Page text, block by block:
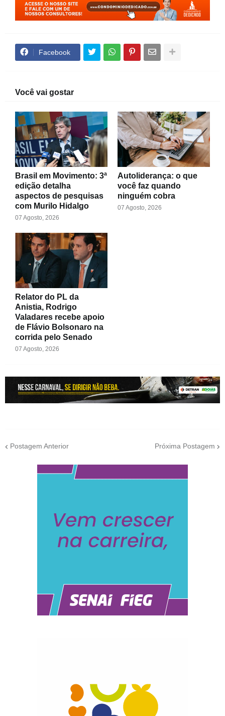
Facebook
Você vai gostar
Brasil em Movimento: 3ª
edição detalha
aspectos de pesquisas
com Murilo Hidalgo
07 Agosto, 2026
Autoliderança: o que
você faz quando
ninguém cobra
07 Agosto, 2026
Relator do PL da
Anistia, Rodrigo
Valadares recebe apoio
de Flávio Bolsonaro na
corrida pelo Senado
07 Agosto, 2026
Postagem Anterior Próxima Postagem